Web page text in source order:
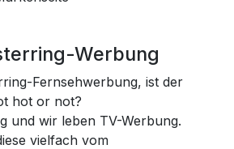
Werbung
Fernsehwerbung, ist der
hot or not?
und wir leben TV-Werbung.
vielfach vom